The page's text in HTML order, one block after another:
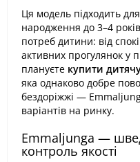
Ця модель підходить
народження до 3–4
потреб дитини: від
активних прогулянок у
плануєте купити
яка однаково добре
бездоріжжі —
варіантів на ринку.
Emmaljunga —
контроль якості